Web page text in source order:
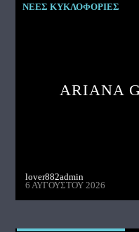
ΝΕΕΣ ΚΥΚΛΟΦΟΡΙΕΣ
ARIANA
lover882admin
6 ΑΥΓΟΎΣΤΟΥ 2026